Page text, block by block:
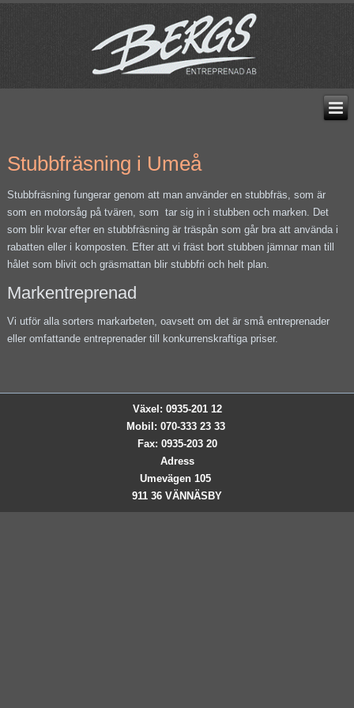
Stubbfräsning i Umeå
Stubbfräsning fungerar genom att man använder en stubbfräs, som är
som en motorsåg på tvären, som tar sig in i stubben och marken. Det
som blir kvar efter en stubbfräsning är träspån som går bra att använda i
rabatten eller i komposten. Efter att vi fräst bort stubben jämnar man till
hålet som blivit och gräsmattan blir stubbfri och helt plan.
Markentreprenad
Vi utför alla sorters markarbeten, oavsett om det är små entreprenader
eller omfattande entreprenader till konkurrenskraftiga priser.
Växel: 0935-201 12
Mobil: 070-333 23 33
Fax: 0935-203 20
Adress
Umevägen 105
911 36 VÄNNÄSBY